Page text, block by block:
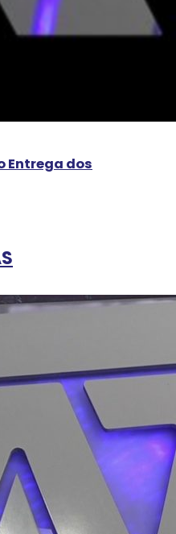
Entrega dos